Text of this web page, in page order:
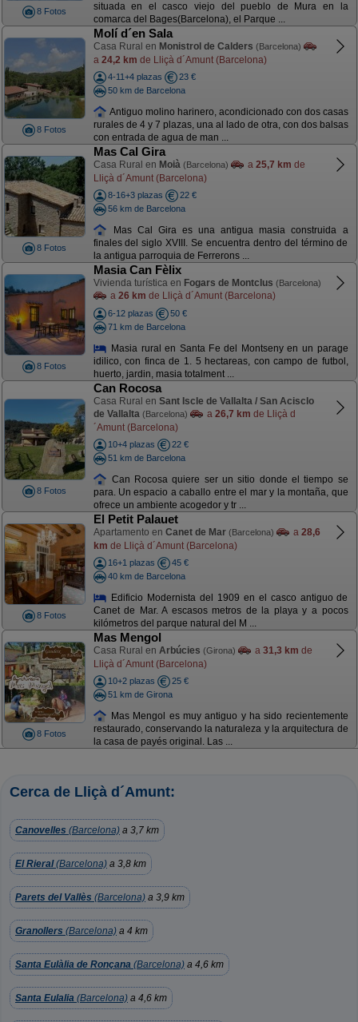
8 Fotos
situada en el casco viejo del pueblo de Mura en la
comarca del Bages(Barcelona), el Parque ...
8 Fotos
Molí d´en Sala
Casa Rural en Monistrol de Calders (Barcelona)
a 24,2 km de Lliçà d´Amunt (Barcelona)
4-11+4 plazas
23 €
50 km de Barcelona
Antiguo molino harinero, acondicionado con dos casas
rurales de 4 y 7 plazas, una al lado de otra, con dos balsas
con entrada de agua de man ...
8 Fotos
Mas Cal Gira
Casa Rural en Moià (Barcelona) a 25,7 km de
Lliçà d´Amunt (Barcelona)
8-16+3 plazas
22 €
56 km de Barcelona
Mas Cal Gira es una antigua masia construida a
finales del siglo XVIII. Se encuentra dentro del término de
la antigua parroquia de Ferrerons ...
8 Fotos
Masia Can Fèlix
Vivienda turística en Fogars de Montclus (Barcelona)
a 26 km de Lliçà d´Amunt (Barcelona)
6-12 plazas
50 €
71 km de Barcelona
Masia rural en Santa Fe del Montseny en un parage
idilico, con finca de 1. 5 hectareas, con campo de futbol,
huerto, jardin, masia totalment ...
8 Fotos
Can Rocosa
Casa Rural en Sant Iscle de Vallalta / San Acisclo
de Vallalta (Barcelona) a 26,7 km de Lliçà d
´Amunt (Barcelona)
10+4 plazas
22 €
51 km de Barcelona
Can Rocosa quiere ser un sitio donde el tiempo se
para. Un espacio a caballo entre el mar y la montaña, que
ofrece un ambiente acogedor y tr ...
8 Fotos
El Petit Palauet
Apartamento en Canet de Mar (Barcelona) a 28,6
km de Lliçà d´Amunt (Barcelona)
16+1 plazas
45 €
40 km de Barcelona
Edificio Modernista del 1909 en el casco antiguo de
Canet de Mar. A escasos metros de la playa y a pocos
kilómetros del parque natural del M ...
8 Fotos
Mas Mengol
Casa Rural en Arbúcies (Girona) a 31,3 km de
Lliçà d´Amunt (Barcelona)
10+2 plazas
25 €
51 km de Girona
Mas Mengol es muy antiguo y ha sido recientemente
restaurado, conservando la naturaleza y la arquitectura de
la casa de payés original. Las ...
Cerca de Lliçà d´Amunt:
Canovelles (Barcelona) a 3,7 km
El Rieral(Barcelona) a 3,8 km
Parets del Vallès (Barcelona) a 3,9 km
Granollers (Barcelona) a 4 km
Santa Eulàlia de Ronçana (Barcelona) a 4,6 km
Santa Eulalia (Barcelona) a 4,6 km